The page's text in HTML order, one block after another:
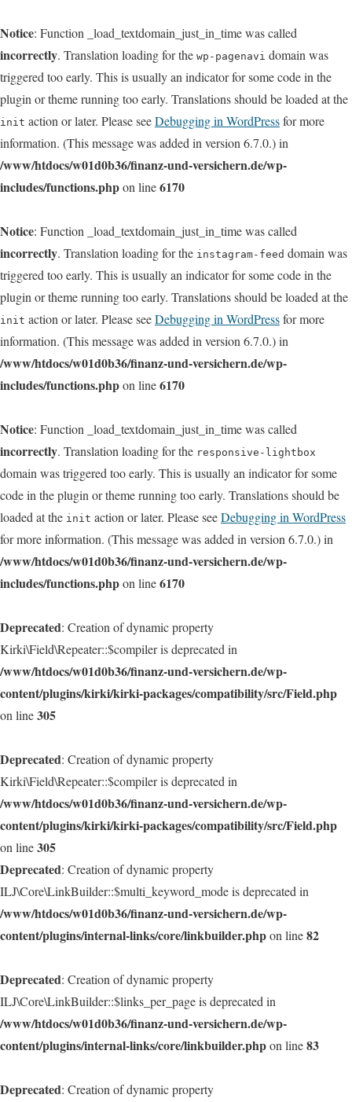
Notice: Function _load_textdomain_just_in_time was called
incorrectly. Translation loading for the wp-pagenavi domain was
triggered too early. This is usually an indicator for some code in the
plugin or theme running too early. Translations should be loaded at the
init action or later. Please seeDebugging in WordPressfor more
information. (This message was added in version 6.7.0.) in
/www/htdocs/w01d0b36/finanz-und-versichern.de/wp-
includes/functions.phpon line6170
Notice: Function _load_textdomain_just_in_time was called
incorrectly. Translation loading for the instagram-feed domain was
triggered too early. This is usually an indicator for some code in the
plugin or theme running too early. Translations should be loaded at the
init action or later. Please seeDebugging in WordPressfor more
information. (This message was added in version 6.7.0.) in
/www/htdocs/w01d0b36/finanz-und-versichern.de/wp-
includes/functions.phpon line6170
Notice: Function _load_textdomain_just_in_time was called
incorrectly. Translation loading for the responsive-lightbox
domain was triggered too early. This is usually an indicator for some
code in the plugin or theme running too early. Translations should be
loaded at the init action or later. Please seeDebugging in WordPress
for more information. (This message was added in version 6.7.0.) in
/www/htdocs/w01d0b36/finanz-und-versichern.de/wp-
includes/functions.phpon line6170
Deprecated: Creation of dynamic property
Kirki\Field\Repeater::$compiler is deprecated in
/www/htdocs/w01d0b36/finanz-und-versichern.de/wp-
content/plugins/kirki/kirki-packages/compatibility/src/Field.php
on line305
Deprecated: Creation of dynamic property
Kirki\Field\Repeater::$compiler is deprecated in
/www/htdocs/w01d0b36/finanz-und-versichern.de/wp-
content/plugins/kirki/kirki-packages/compatibility/src/Field.php
on line305
Deprecated: Creation of dynamic property
ILJ\Core\LinkBuilder::$multi_keyword_mode is deprecated in
/www/htdocs/w01d0b36/finanz-und-versichern.de/wp-
content/plugins/internal-links/core/linkbuilder.phpon line82
Deprecated: Creation of dynamic property
ILJ\Core\LinkBuilder::$links_per_page is deprecated in
/www/htdocs/w01d0b36/finanz-und-versichern.de/wp-
content/plugins/internal-links/core/linkbuilder.phpon line83
Deprecated: Creation of dynamic property